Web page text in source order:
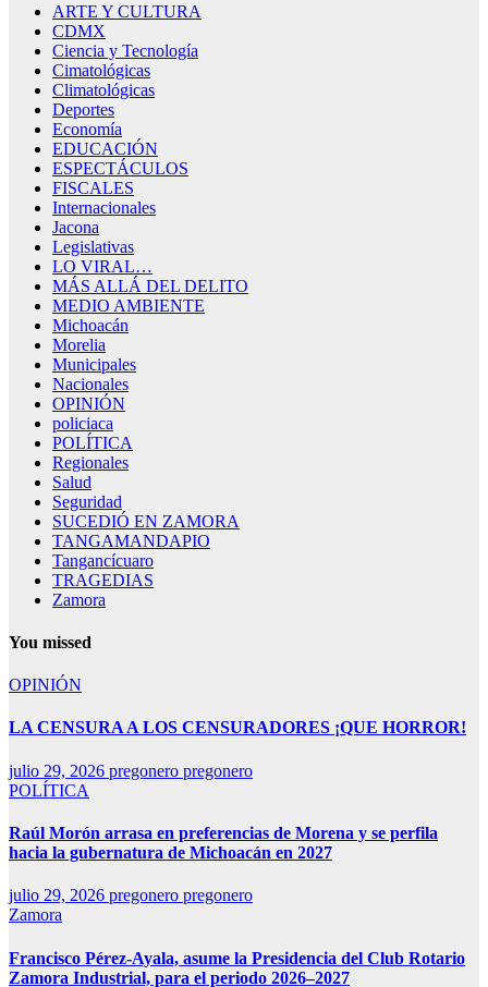
ARTE Y CULTURA
CDMX
Ciencia y Tecnología
Cimatológicas
Climatológicas
Deportes
Economía
EDUCACIÓN
ESPECTÁCULOS
FISCALES
Internacionales
Jacona
Legislativas
LO VIRAL…
MÁS ALLÁ DEL DELITO
MEDIO AMBIENTE
Michoacán
Morelia
Municipales
Nacionales
OPINIÓN
policiaca
POLÍTICA
Regionales
Salud
Seguridad
SUCEDIÓ EN ZAMORA
TANGAMANDAPIO
Tangancícuaro
TRAGEDIAS
Zamora
You missed
OPINIÓN
LA CENSURA A LOS CENSURADORES ¡QUE HORROR!
julio 29, 2026 pregonero pregonero
POLÍTICA
Raúl Morón arrasa en preferencias de Morena y se perfila
hacia la gubernatura de Michoacán en 2027
julio 29, 2026 pregonero pregonero
Zamora
Francisco Pérez-Ayala, asume la Presidencia del Club Rotario
Zamora Industrial, para el periodo 2026–2027